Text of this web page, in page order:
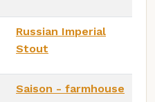
Russian Imperial
Stout
Saison - farmhouse